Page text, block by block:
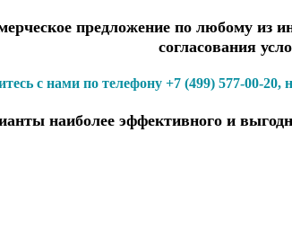
предложение по любому из
согласования
с нами по телефону +7 (499) 577-00-
наиболее эффективного и